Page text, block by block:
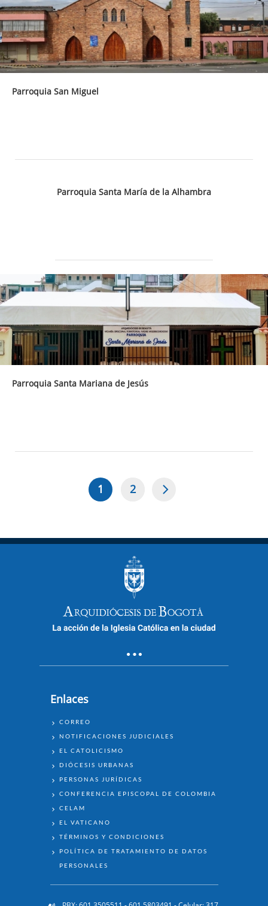
Parroquia San Miguel
Parroquia Santa María de la Alhambra
Parroquia Santa Mariana de Jesús
Paginación
Página
1 Page
2
Enlaces
ENLACES
CORREO
NOTIFICACIONES JUDICIALES
EL CATOLICISMO
DIÓCESIS URBANAS
PERSONAS JURÍDICAS
CONFERENCIA EPISCOPAL DE COLOMBIA
CELAM
EL VATICANO
TÉRMINOS Y CONDICIONES
POLÍTICA DE TRATAMIENTO DE DATOS
PERSONALES